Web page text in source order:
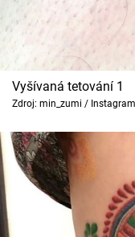
Sledujte prima+
Přihlášení
Vyšívaná tetování 1
Zdroj: min_zumi / Instagram